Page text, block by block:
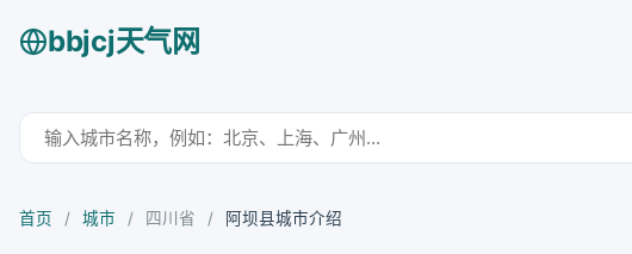
bbjcj天气网
首页 / 城市 / 四川省 / 阿坝县城市介绍